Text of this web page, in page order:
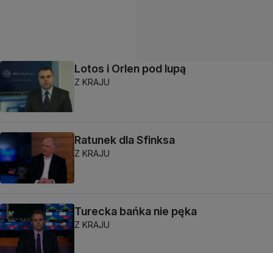
Lotos i Orlen pod lupą
Z KRAJU
Ratunek dla Sfinksa
Z KRAJU
Turecka bańka nie pęka
Z KRAJU